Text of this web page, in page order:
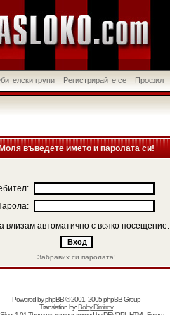
групи Регистрирайте се Профил
Моля въведете името и паролата си!
влизам автоматично с всяко посещение:
Забравих си паролата!
Powered byphpBB© 2001, 2005 phpBB Group
Translation by:Boby Dimitrov